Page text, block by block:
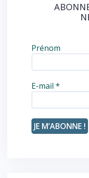
Prénom
E-mail *